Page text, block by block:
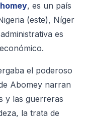
, es un país
(este), Níger
es
el poderoso
Abomey narran
y las guerreras
la trata de